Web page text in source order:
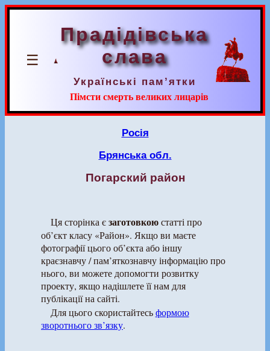
☰
Прадідівська
слава
Українські пам’ятки
Пімсти смерть великих лицарів
Росія
Брянська обл.
Погарский район
Ця сторінка єзаготовкоюстатті про
об’єкт класу «Район». Якщо ви маєте
фотографії цього об’єкта або іншу
краєзнавчу / пам’яткознавчу інформацію про
нього, ви можете допомогти розвитку
проекту, якщо надішлете її нам для
публікації на сайті.
Для цього скористайтесьформою
зворотнього зв’язку.